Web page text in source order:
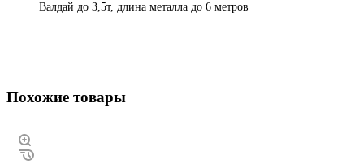
Валдай до 3,5т, длина металла до 6 метров
Похожие товары